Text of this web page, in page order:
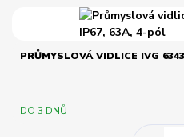
PRŮMYSLOVÁ VIDLICE IVG
DO 3 DNŮ